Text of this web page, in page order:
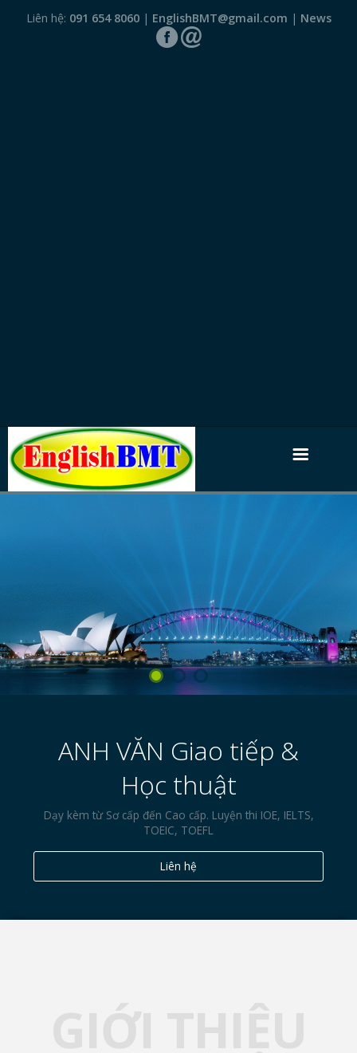
Liên hệ: 091 654 8060| EnglishBMT@gmail.com | News
GIỚI THIỆU
VĂN BẰNG
ANH VĂN Giao tiếp &
Học thuật
Dạy kèm từ Sơ cấp đến Cao cấp. Luyện thi IOE, IELTS,
TOEIC, TOEFL
Liên hệ